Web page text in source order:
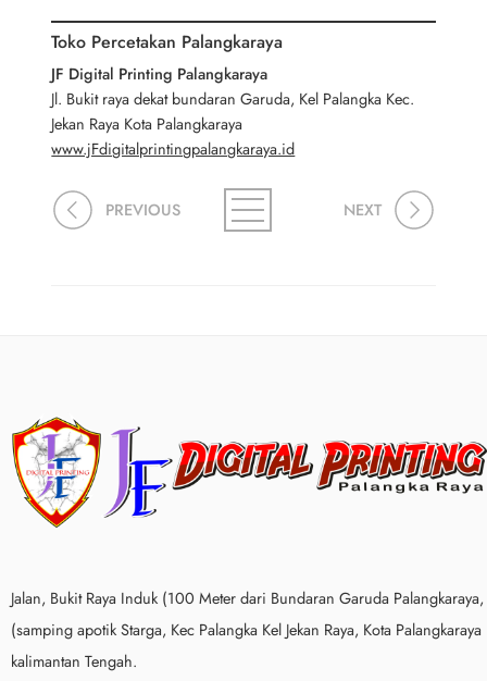
Toko Percetakan Palangkaraya
JF Digital Printing Palangkaraya
Jl. Bukit raya dekat bundaran Garuda, Kel Palangka Kec.
Jekan Raya Kota Palangkaraya
www.jFdigitalprintingpalangkaraya.id
PREVIOUS NEXT
Jalan, Bukit Raya Induk (100 Meter dari Bundaran Garuda Palangkaraya,
(samping apotik Starga, Kec Palangka Kel Jekan Raya, Kota Palangkaraya
kalimantan Tengah.